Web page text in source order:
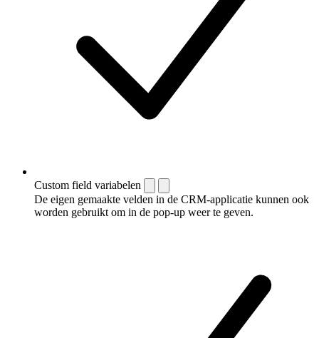
Custom field variabelen
De eigen gemaakte velden in de CRM-applicatie kunnen ook
worden gebruikt om in de pop-up weer te geven.